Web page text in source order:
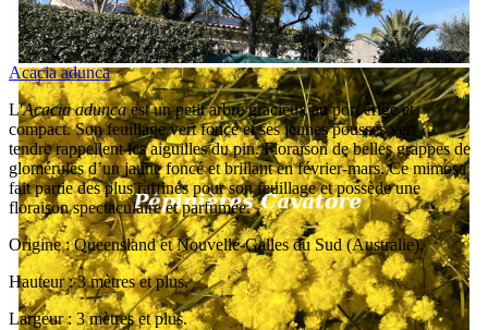
Acacia adunca
L'Acacia aduncaest un petit arbre gracieux au port érigé et
compact. Son feuillage vert foncé et ses jeunes pousses vert
tendre rappellent les aiguilles du pin. Floraison de belles grappes de
glomérules d’un jaune foncé et brillant en février-mars. Ce mimosa
fait partie des plus raffinés pour son feuillage et possède une
floraison spectaculaire et parfumée.
Origine : Queensland et Nouvelle-Galles du Sud (Australie).
Hauteur : 3 mètres et plus.
Largeur : 3 mètres et plus.